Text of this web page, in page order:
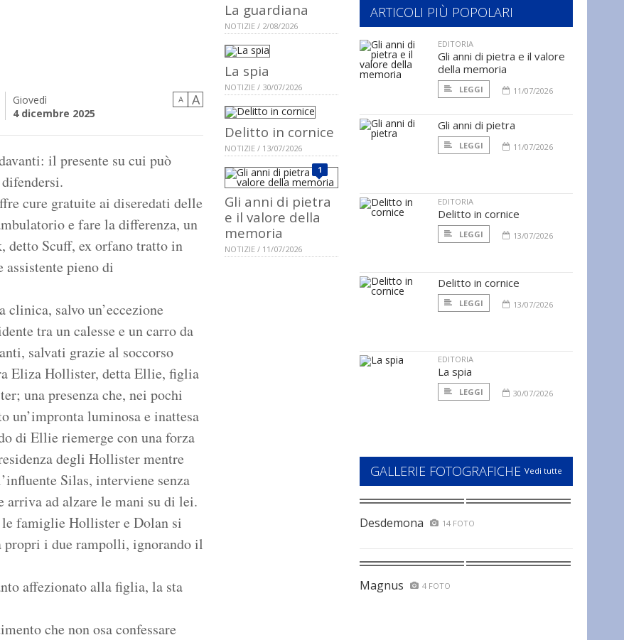
Giovedì
4 dicembre 2025
A A
il presente su cui può
cure gratuite ai diseredati delle
e fare la differenza, un
Scuff, ex orfano tratto in
pieno di
salvo un’eccezione
tra un calesse e un carro da
salvati grazie al soccorso
Eliza Hollister, detta Ellie, figlia
una presenza che, nei pochi
un’impronta luminosa e inattesa
di Ellie riemerge con una forza
degli Hollister mentre
Silas, interviene senza
ad alzare le mani su di lei.
le famiglie Hollister e Dolan si
propri i due rampolli, ignorando il
affezionato alla figlia, la sta
che non osa confessare
La guardiana
NOTIZIE / 2/08/2026
La spia
NOTIZIE / 30/07/2026
Delitto in cornice
NOTIZIE / 13/07/2026
1
Gli anni di pietra
e il valore della
memoria
NOTIZIE / 11/07/2026
ARTICOLI PIÙ POPOLARI
EDITORIA
Gli anni di pietra e il valore
della memoria
LEGGI 11/07/2026
Gli anni di pietra
LEGGI 11/07/2026
EDITORIA
Delitto in cornice
LEGGI 13/07/2026
Delitto in cornice
LEGGI 13/07/2026
EDITORIA
La spia
LEGGI 30/07/2026
GALLERIE FOTOGRAFICHE Vedi tutte
Desdemona 14 FOTO
Magnus 4 FOTO